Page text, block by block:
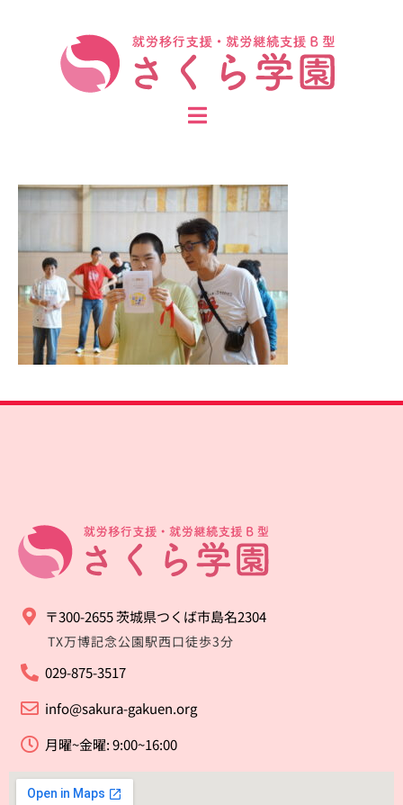
〒300-2655 茨城県つくば市島名2304
TX万博記念公園駅西口徒歩3分
029-875-3517
info@sakura-gakuen.org
月曜~金曜: 9:00~16:00